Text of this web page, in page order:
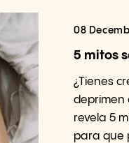
08
5 mitos
¿Tienes
deprimen
revela 5
para que